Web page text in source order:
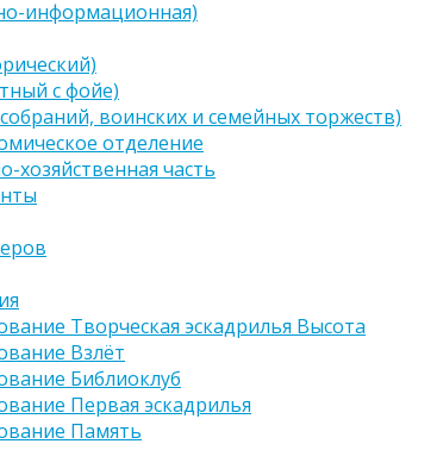
информационная)
с фойе)
воинских и семейных торжеств)
отделение
хозяйственная часть
Творческая эскадрилья Высота
Взлёт
Библиоклуб
Первая эскадрилья
Память